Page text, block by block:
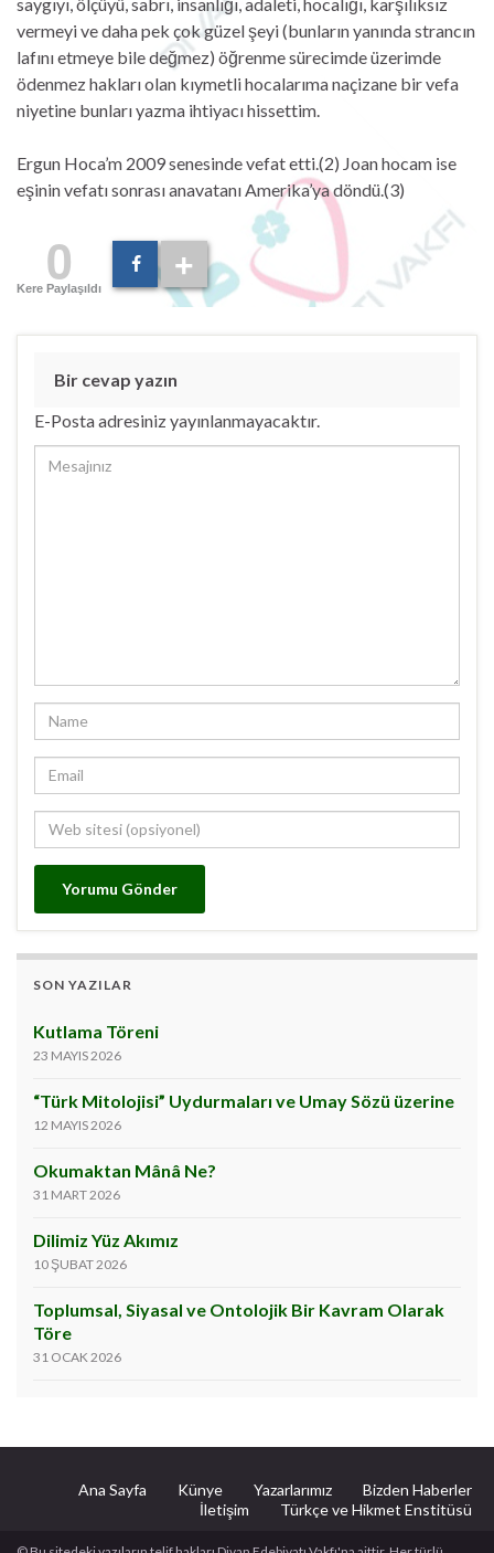
vermeyi ve daha pek çok güzel şeyi (bunların yanında strancın
lafını etmeye bile değmez) öğrenme sürecimde üzerimde
ödenmez hakları olan kıymetli hocalarıma naçizane bir vefa
niyetine bunları yazma ihtiyacı hissettim.
Ergun Hoca’m 2009 senesinde vefat etti.(2) Joan hocam ise
eşinin vefatı sonrası anavatanı Amerika’ya döndü.(3)
0
Kere Paylaşıldı
Bir cevap yazın
E-Posta adresiniz yayınlanmayacaktır.
SON YAZILAR
Kutlama Töreni
23 MAYIS 2026
“Türk Mitolojisi” Uydurmaları ve Umay Sözü üzerine
12 MAYIS 2026
Okumaktan Mânâ Ne?
31 MART 2026
Dilimiz Yüz Akımız
10 ŞUBAT 2026
Toplumsal, Siyasal ve Ontolojik Bir Kavram Olarak
Töre
31 OCAK 2026
Ana Sayfa Künye Yazarlarımız
Bizden Haberler
İletişim
Türkçe ve Hikmet Enstitüsü